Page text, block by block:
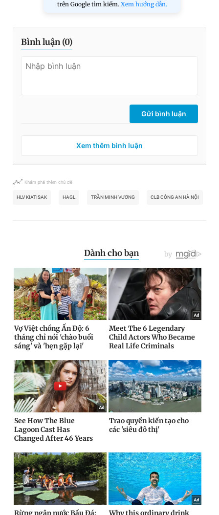
trên Google tìm kiếm. Xem hướng dẫn.
Bình luận (0)
Gửi bình luận
Xem thêm bình luận
Khám phá thêm chủ đề
HLV KIATISAK HAGL TRẦN MINH VƯƠNG CLB CÔNG AN HÀ NỘI